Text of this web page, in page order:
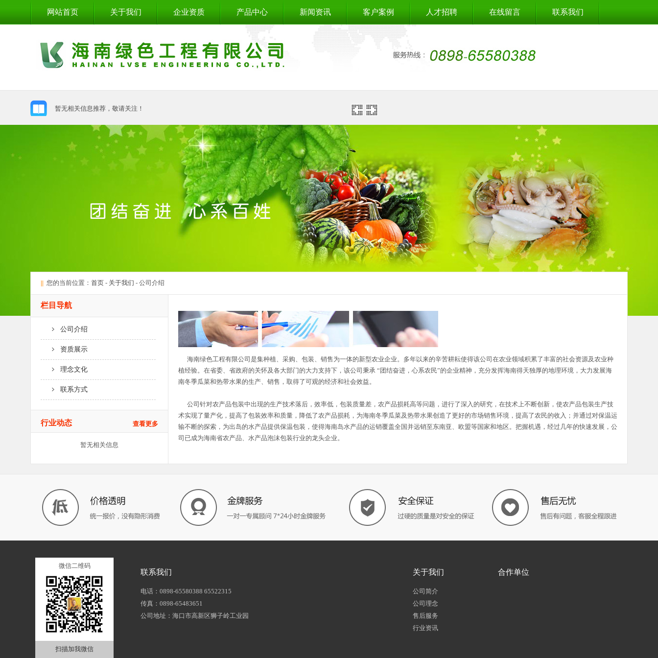
网站首页 关于我们 企业资质 产品中心 新闻资讯 客户案例 人才招聘 在线留言 联系我们
暂无相关信息推荐，敬请关注！
暂无相关信息推荐，敬请关注！
|| 您的当前位置： 首页 - 关于我们 - 公司介绍
栏目导航
公司介绍
资质展示
理念文化
联系方式
行业动态 查看更多
暂无相关信息
海南绿色工程有限公司是集种植、采购、包装、销售为一体的新型农业企业。多年以来的辛苦耕耘使得该公司在农业领域积累了丰富的社会资源及农业种
植经验。在省委、省政府的关怀及各大部门的大力支持下，该公司秉承 “团结奋进，心系农民”的企业精神，充分发挥海南得天独厚的地理环境，大力发展海
南冬季瓜菜和热带水果的生产、销售，取得了可观的经济和社会效益。
公司针对农产品包装中出现的生产技术落后，效率低，包装质量差，农产品损耗高等问题，进行了深入的研究，在技术上不断创新，使农产品包装生产技
术实现了量产化，提高了包装效率和质量，降低了农产品损耗，为海南冬季瓜菜及热带水果创造了更好的市场销售环境，提高了农民的收入；并通过对保温运
输不断的探索，为出岛的水产品提供保温包装，使得海南岛水产品的运销覆盖全国并远销至东南亚、欧盟等国家和地区。把握机遇，经过几年的快速发展，公
司已成为海南省农产品、水产品泡沫包装行业的龙头企业。
微信二维码
扫描加我微信
联系我们 关于我们 合作单位
电话：0898-65580388 65522315
传真：0898-65483651
公司地址：海口市高新区狮子岭工业园
公司简介
公司理念
售后服务
行业资讯